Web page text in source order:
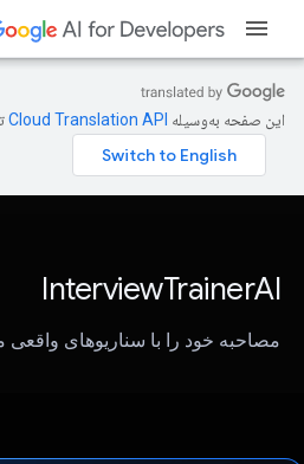
این صفحه به‌وسیله
InterviewTrainerAI
مصاحبه خود را با سناریوهای واقعی